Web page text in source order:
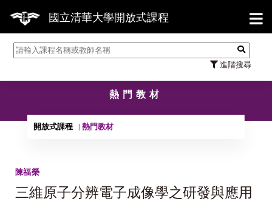
國立清華大學開放式課程
進階搜尋
【
熱門教材
開放式課程 熱門教材
陳福榮
三維原子分辨電子成像學之研發與應用